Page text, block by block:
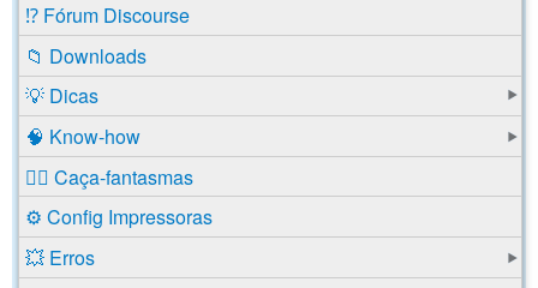
⁉️ Fórum Discourse
📁 Downloads
💡 Dicas
🧠 Know-how
🕵️‍♂️ Caça-fantasmas
⚙️ Config Impressoras
💥 Erros